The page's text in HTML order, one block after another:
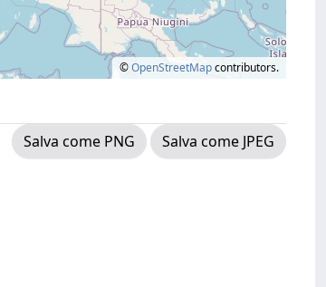
©OpenStreetMapcontributors.
Salva come PNG
Salva come JPEG